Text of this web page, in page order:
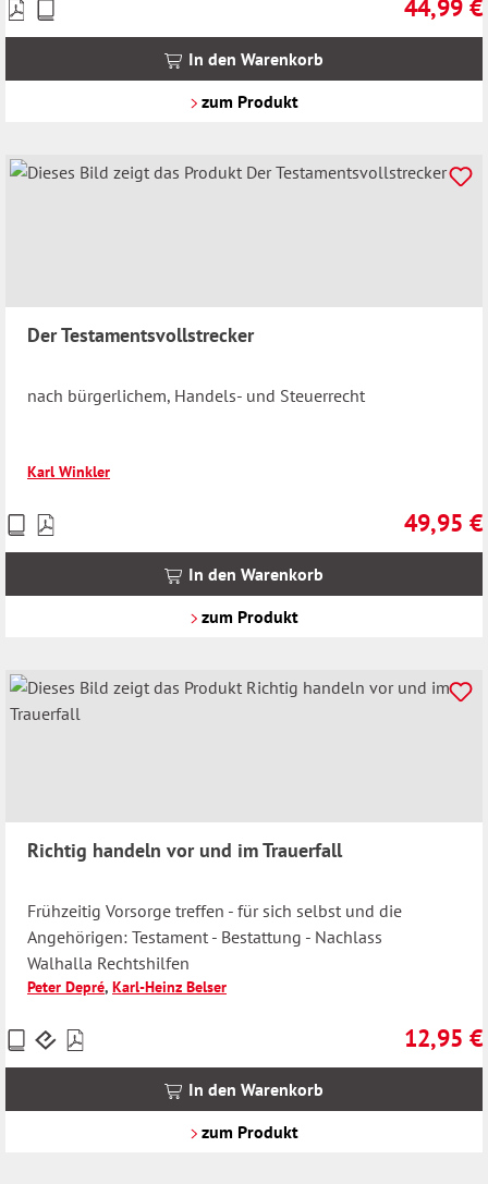
44,99 €
Preise
inkl.
In den Warenkorb
zum Produkt
Der Testamentsvollstrecker
nach bürgerlichem, Handels- und Steuerrecht
Karl Winkler
49,95 €
Preise
inkl.
In den Warenkorb
zum Produkt
Richtig handeln vor und im Trauerfall
Frühzeitig Vorsorge treffen - für sich selbst und die
Angehörigen: Testament - Bestattung - Nachlass
Walhalla Rechtshilfen
Peter Depré, Karl-Heinz Belser
12,95 €
Preise
inkl.
In den Warenkorb
zum Produkt